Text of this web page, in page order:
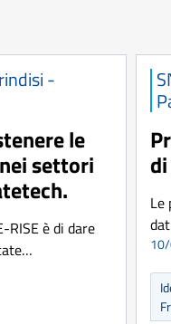
-
le
settori
RISE è di dare
Le